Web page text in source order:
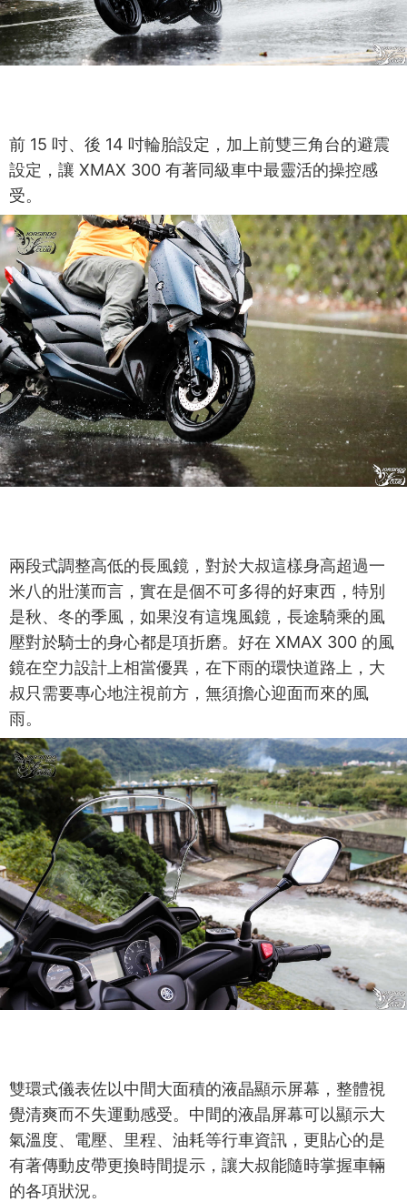
前 15 吋、後 14 吋輪胎設定，加上前雙三角台的避震
設定，讓 XMAX 300 有著同級車中最靈活的操控感
受。
兩段式調整高低的長風鏡，對於大叔這樣身高超過一
米八的壯漢而言，實在是個不可多得的好東西，特別
是秋、冬的季風，如果沒有這塊風鏡，長途騎乘的風
壓對於騎士的身心都是項折磨。好在 XMAX 300 的風
鏡在空力設計上相當優異，在下雨的環快道路上，大
叔只需要專心地注視前方，無須擔心迎面而來的風
雨。
雙環式儀表佐以中間大面積的液晶顯示屏幕，整體視
覺清爽而不失運動感受。中間的液晶屏幕可以顯示大
氣溫度、電壓、里程、油耗等行車資訊，更貼心的是
有著傳動皮帶更換時間提示，讓大叔能隨時掌握車輛
的各項狀況。